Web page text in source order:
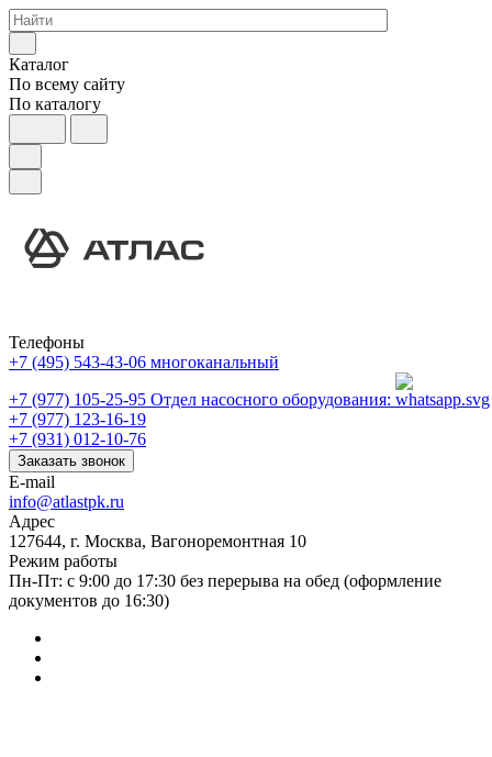
Каталог
По всему сайту
По каталогу
Телефоны
+7 (495) 543-43-06 многоканальный
+7 (977) 105-25-95 Отдел насосного оборудования:
+7 (977) 123-16-19
+7 (931) 012-10-76
Заказать звонок
E-mail
info@atlastpk.ru
Адрес
127644, г. Москва, Вагоноремонтная 10
Режим работы
Пн-Пт: с 9:00 до 17:30 без перерыва на обед (оформление
документов до 16:30)